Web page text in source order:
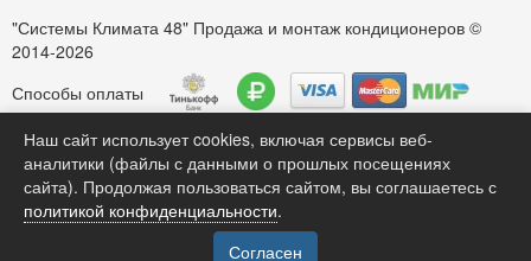
"Системы Климата 48" Продажа и монтаж кондиционеров ©
2014-2026
Способы оплаты
Обратите внимание. Вся информация представленная на сайте https://sistemy48.ru, касающаяся технических
характеристик моделей, комплектации, монтажных услуг, наличия, стоимости оборудования, носит только
информационный характер для потенциальных клиентов и ни при каких любых условиях не является публичной
офертой, определяемой положением Статьи 437(2) Гражданского кодекса РФ . Карточки товаров и статьи
размещенные на сайте являются собственностью компании. *** Продажа кондиционеров различных моделей***
Наш сайт использует cookies, включая сервисы веб-
аналитики (файлы с данными о прошлых посещениях
сайта). Продолжая пользоваться сайтом, вы соглашаетесь с
политикой конфиденциальности.
Согласен